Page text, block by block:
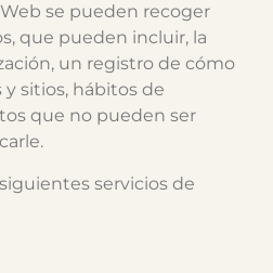
se pueden recoger
que pueden incluir, la
un registro de cómo
y sitios, hábitos de
que no pueden ser
servicios de